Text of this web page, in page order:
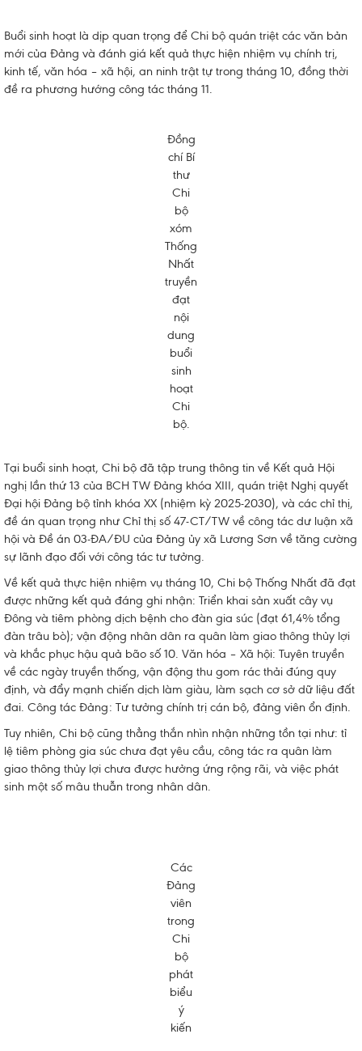
Buổi sinh hoạt là dịp quan trọng để Chi bộ quán triệt các văn bản
mới của Đảng và đánh giá kết quả thực hiện nhiệm vụ chính trị,
kinh tế, văn hóa – xã hội, an ninh trật tự trong tháng 10, đồng thời
đề ra phương hướng công tác tháng 11.
Đồng
chí Bí
thư
Chi
bộ
xóm
Thống
Nhất
truyền
đạt
nội
dung
buổi
sinh
hoạt
Chi
bộ.
Tại buổi sinh hoạt, Chi bộ đã tập trung thông tin về Kết quả Hội
nghị lần thứ 13 của BCH TW Đảng khóa XIII, quán triệt Nghị quyết
Đại hội Đảng bộ tỉnh khóa XX (nhiệm kỳ 2025-2030), và các chỉ thị,
đề án quan trọng như Chỉ thị số 47-CT/TW về công tác dư luận xã
hội và Đề án 03-ĐA/ĐU của Đảng ủy xã Lương Sơn về tăng cường
sự lãnh đạo đối với công tác tư tưởng.
Về kết quả thực hiện nhiệm vụ tháng 10, Chi bộ Thống Nhất đã đạt
được những kết quả đáng ghi nhận: Triển khai sản xuất cây vụ
Đông và tiêm phòng dịch bệnh cho đàn gia súc (đạt 61,4% tổng
đàn trâu bò); vận động nhân dân ra quân làm giao thông thủy lợi
và khắc phục hậu quả bão số 10. Văn hóa – Xã hội: Tuyên truyền
về các ngày truyền thống, vận động thu gom rác thải đúng quy
định, và đẩy mạnh chiến dịch làm giàu, làm sạch cơ sở dữ liệu đất
đai. Công tác Đảng: Tư tưởng chính trị cán bộ, đảng viên ổn định.
Tuy nhiên, Chi bộ cũng thẳng thắn nhìn nhận những tồn tại như: tỉ
lệ tiêm phòng gia súc chưa đạt yêu cầu, công tác ra quân làm
giao thông thủy lợi chưa được hưởng ứng rộng rãi, và việc phát
sinh một số mâu thuẫn trong nhân dân.
Các
Đảng
viên
trong
Chi
bộ
phát
biểu
ý
kiến